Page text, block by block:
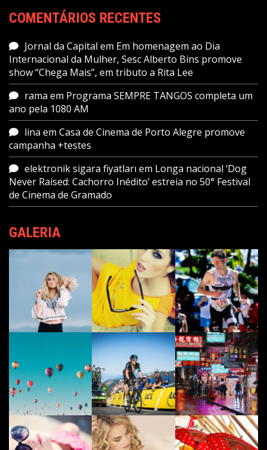
COMENTÁRIOS RECENTES
Jornal da Capital em Em homenagem ao Dia
Internacional da Mulher, Sesc Alberto Bins promove
show “Chega Mais”, em tributo a Rita Lee
rama em Programa SEMPRE TANGOS completa um
ano pela 1080 AM
lina em Casa de Cinema de Porto Alegre promove
campanha +testes
elektronik sigara fiyatları em Longa nacional ‘Dog
Never Raised: Cachorro Inédito’ estreia no 50° Festival
de Cinema de Gramado
GALERIA